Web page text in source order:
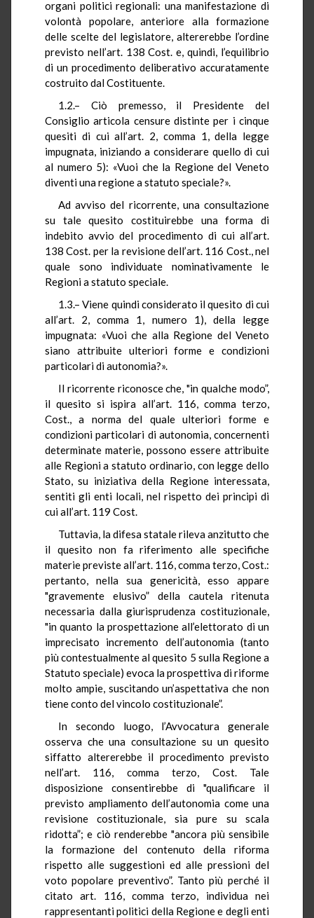
organi politici regionali: una manifestazione di
volontà popolare, anteriore alla formazione
delle scelte del legislatore, altererebbe l’ordine
previsto nell’art. 138 Cost. e, quindi, l’equilibrio
di un procedimento deliberativo accuratamente
costruito dal Costituente.
1.2.– Ciò premesso, il Presidente del
Consiglio articola censure distinte per i cinque
quesiti di cui all’art. 2, comma 1, della legge
impugnata, iniziando a considerare quello di cui
al numero 5): «Vuoi che la Regione del Veneto
diventi una regione a statuto speciale?».
Ad avviso del ricorrente, una consultazione
su tale quesito costituirebbe una forma di
indebito avvio del procedimento di cui all’art.
138 Cost. per la revisione dell’art. 116 Cost., nel
quale sono individuate nominativamente le
Regioni a statuto speciale.
1.3.– Viene quindi considerato il quesito di cui
all’art. 2, comma 1, numero 1), della legge
impugnata: «Vuoi che alla Regione del Veneto
siano attribuite ulteriori forme e condizioni
particolari di autonomia?».
Il ricorrente riconosce che, "in qualche modo”,
il quesito si ispira all’art. 116, comma terzo,
Cost., a norma del quale ulteriori forme e
condizioni particolari di autonomia, concernenti
determinate materie, possono essere attribuite
alle Regioni a statuto ordinario, con legge dello
Stato, su iniziativa della Regione interessata,
sentiti gli enti locali, nel rispetto dei principi di
cui all’art. 119 Cost.
Tuttavia, la difesa statale rileva anzitutto che
il quesito non fa riferimento alle specifiche
materie previste all’art. 116, comma terzo, Cost.:
pertanto, nella sua genericità, esso appare
"gravemente elusivo” della cautela ritenuta
necessaria dalla giurisprudenza costituzionale,
"in quanto la prospettazione all’elettorato di un
imprecisato incremento dell’autonomia (tanto
più contestualmente al quesito 5 sulla Regione a
Statuto speciale) evoca la prospettiva di riforme
molto ampie, suscitando un’aspettativa che non
tiene conto del vincolo costituzionale”.
In secondo luogo, l’Avvocatura generale
osserva che una consultazione su un quesito
siffatto altererebbe il procedimento previsto
nell’art. 116, comma terzo, Cost. Tale
disposizione consentirebbe di "qualificare il
previsto ampliamento dell’autonomia come una
revisione costituzionale, sia pure su scala
ridotta”; e ciò renderebbe "ancora più sensibile
la formazione del contenuto della riforma
rispetto alle suggestioni ed alle pressioni del
voto popolare preventivo”. Tanto più perché il
citato art. 116, comma terzo, individua nei
rappresentanti politici della Regione e degli enti